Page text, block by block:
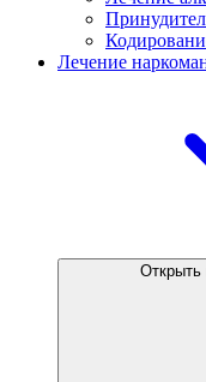
Лечение
Открыть